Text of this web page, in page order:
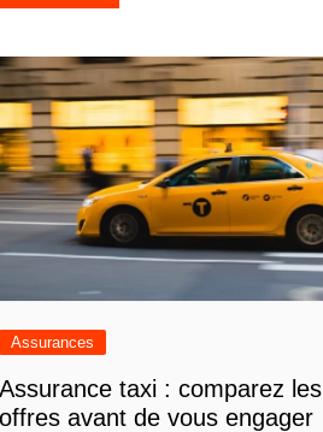
Assurances
Assurance taxi : comparez les
offres avant de vous engager